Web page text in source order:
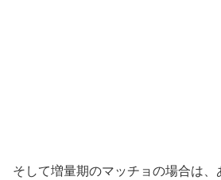
そして増量期のマッチョの場合は、